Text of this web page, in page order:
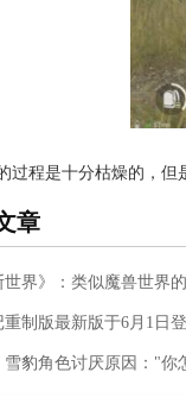
过程是十分枯燥的，但
章
世界》：类似魔兽世界
重制版最新版于6月1日
雪豹角色讨厌原因："你